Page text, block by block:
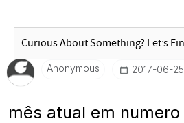
Anonymous ‎2017-06-25
mês atual em numero